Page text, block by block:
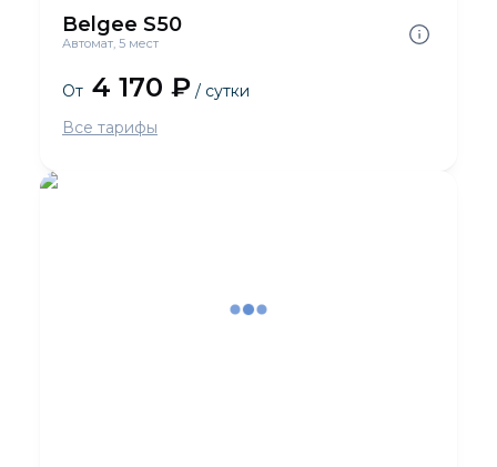
Belgee S50
Автомат, 5 мест
От 4 170 ₽ / сутки
Все тарифы